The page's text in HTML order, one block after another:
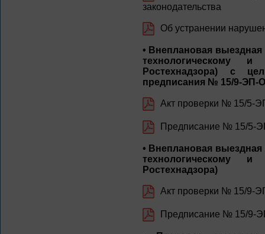
законодательства
Об устранении
• Внеплановая
технологическому
Ростехнадзора) с
предписания № 15/9-ЭП-
Акт проверки № 15/5-
Предписание № 15/5-
• Внеплановая
технологическому
Ростехнадзора)
Акт проверки № 15/9-
Предписание № 15/9-